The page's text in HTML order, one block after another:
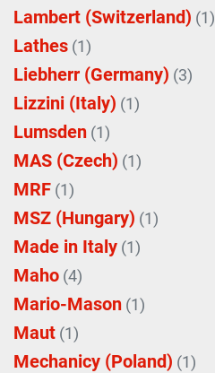
Lambert (Switzerland) (1)
Lathes (1)
Liebherr (Germany) (3)
Lizzini (Italy) (1)
Lumsden (1)
MAS (Czech) (1)
MRF (1)
MSZ (Hungary) (1)
Made in Italy (1)
Maho (4)
Mario-Mason (1)
Maut (1)
Mechanicy (Poland) (1)